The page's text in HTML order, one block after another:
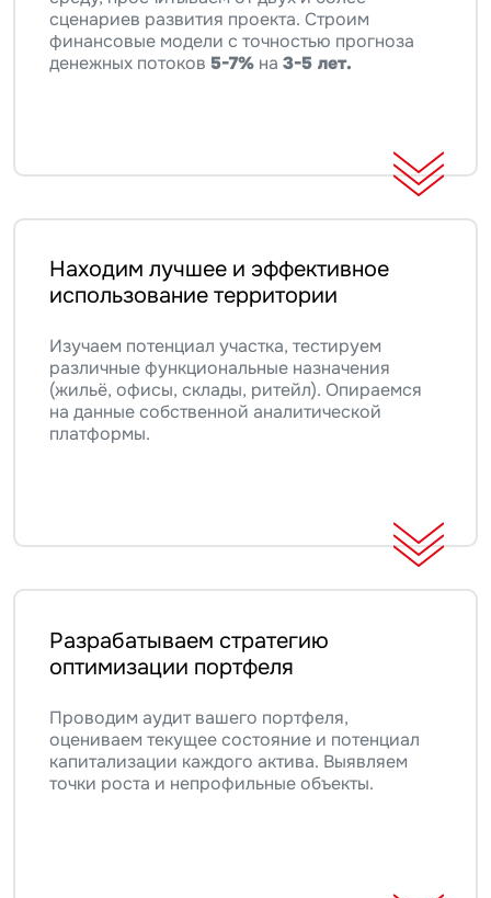
сценариев развития проекта. Строим
финансовые модели с точностью прогноза
денежных потоков5-7% на3-5 лет.
Находим лучшее и эффективное
использование территории
Изучаем потенциал участка, тестируем
различные функциональные назначения
(жильё, офисы, склады, ритейл). Опираемся
на данные собственной аналитической
платформы.
Разрабатываем стратегию
оптимизации портфеля
Проводим аудит вашего портфеля,
оцениваем текущее состояние и потенциал
капитализации каждого актива. Выявляем
точки роста и непрофильные объекты.